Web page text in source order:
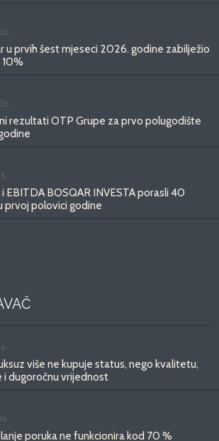
u prvih šest mjeseci 2026. godine zabilježio
rezultati OTP Grupe za prvo polugodište
EBITDA BOSQAR INVESTA porasli 40
prvoj polovici godine
više ne kupuje status, nego kvalitetu,
i dugoročnu vrijednost
poruka ne funkcionira kod 70 %